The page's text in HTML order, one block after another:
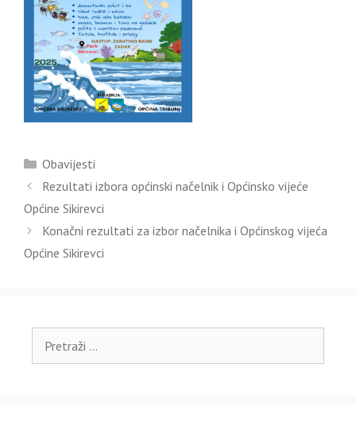
Kategorije
Obavijesti
Rezultati izbora općinski načelnik i Općinsko vijeće
Općine Sikirevci
Konačni rezultati za izbor načelnika i Općinskog vijeća
Općine Sikirevci